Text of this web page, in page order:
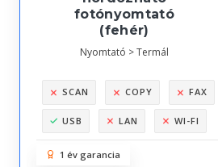
fotónyomtató
(fehér)
Nyomtató > Termál
SCAN COPY FAX
USB LAN WI-FI
1 év garancia